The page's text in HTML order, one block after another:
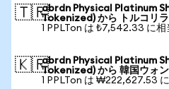
🇹🇷abrdn Physical Platinum
Tokenized) から トルコリラ
1 PPLTon は ₺7,542.33 に相
🇰🇷abrdn Physical Platinum
Tokenized) から 韓国ウォン
1 PPLTon は ₩222,627.53